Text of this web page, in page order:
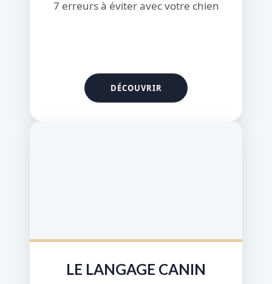
7 erreurs à éviter avec votre chien
LE LANGAGE CANIN